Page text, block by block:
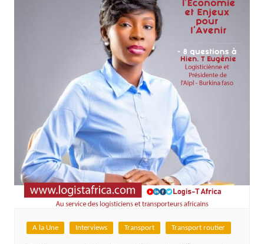
A la Une Interviews Transport Transport routier